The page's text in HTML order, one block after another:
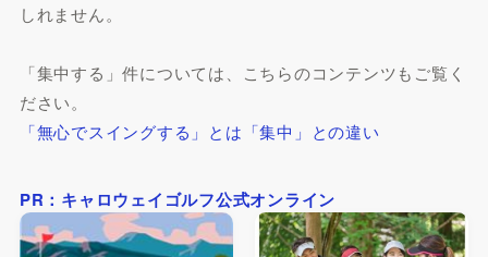
しれません。
「集中する」件については、こちらのコンテンツもご覧く
ださい。
「無心でスイングする」とは「集中」との違い
PR：キャロウェイゴルフ公式オンライン